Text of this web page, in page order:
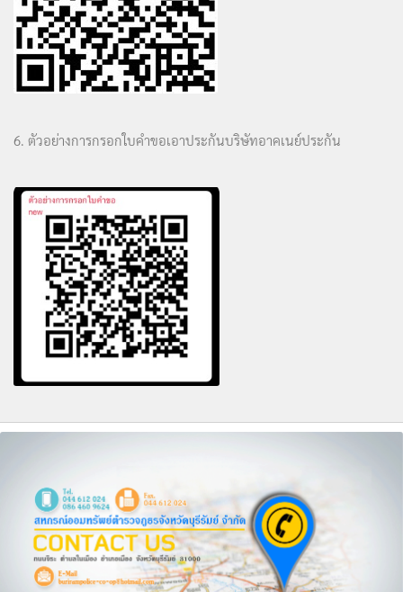
6. ตัวอย่างการกรอกใบคำขอเอาประกันบริษัทอาคเนย์ประกัน